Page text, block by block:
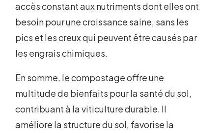
accès constant aux nutriments dont elles ont
besoin pour une croissance saine, sans les
pics et les creux qui peuvent être causés par
les engrais chimiques.
En somme, le compostage offre une
multitude de bienfaits pour la santé du sol,
contribuant à la viticulture durable. Il
améliore la structure du sol, favorise la